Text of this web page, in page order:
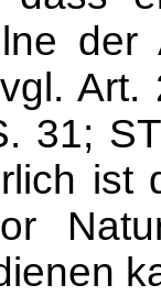
der
Art.
31;
ist